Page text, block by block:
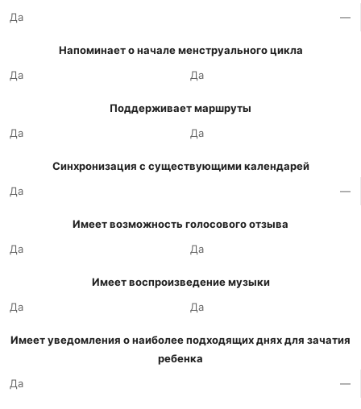
Да —
Напоминает о начале менструального цикла
Да
Да
Поддерживает маршруты
Да
Да
Синхронизация с существующими календарей
Да
—
Имеет возможность голосового отзыва
Да
Да
Имеет воспроизведение музыки
Да
Да
Имеет уведомления о наиболее подходящих днях для зачатия
ребенка
Да
—